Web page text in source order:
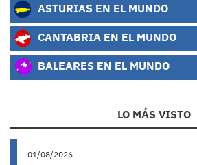
ASTURIAS EN EL MUNDO
CANTABRIA EN EL MUNDO
BALEARES EN EL MUNDO
LO MÁS VISTO
01/08/2026